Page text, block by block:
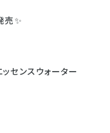
売✨
センスウォーター